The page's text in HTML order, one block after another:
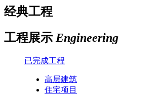
经典工程
工程展示 Engineering
已完成工程
高层建筑
住宅项目